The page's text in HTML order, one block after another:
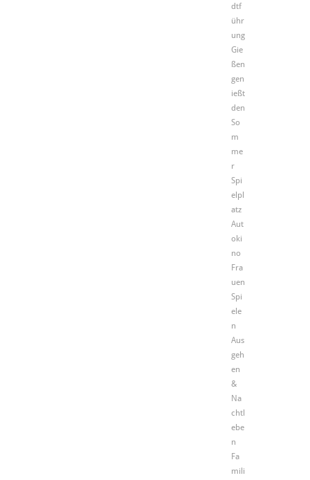
dtf
ühr
ung
Gie
ßen
gen
ießt
den
So
m
me
r
Spi
elpl
atz
Aut
oki
no
Fra
uen
Spi
ele
n
Aus
geh
en
&
Na
chtl
ebe
n
Fa
mili